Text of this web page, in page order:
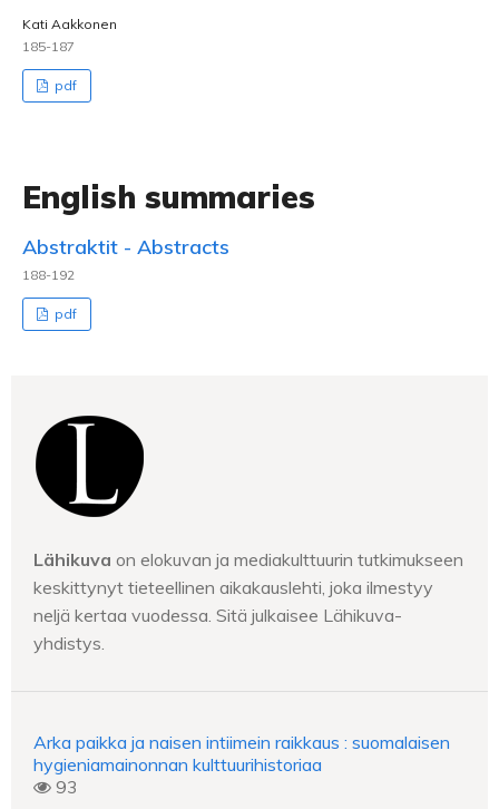
Kati Aakkonen
185-187
pdf
English summaries
Abstraktit - Abstracts
188-192
pdf
Lähikuva on elokuvan ja mediakulttuurin tutkimukseen
keskittynyt tieteellinen aikakauslehti, joka ilmestyy
neljä kertaa vuodessa. Sitä julkaisee Lähikuva-
yhdistys.
Arka paikka ja naisen intiimein raikkaus : suomalaisen
hygieniamainonnan kulttuurihistoriaa
93